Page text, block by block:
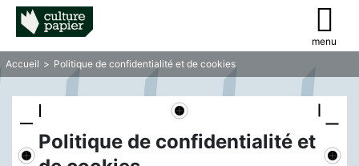
menu
Accueil > Politique de confidentialité et de cookies
Politique de confidentialité et